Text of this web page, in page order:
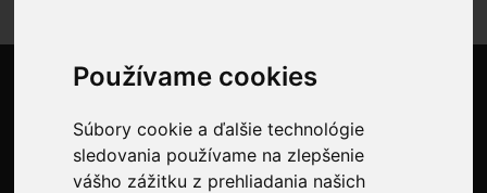
Používame cookies
Súbory cookie a ďalšie technológie
sledovania používame na zlepšenie
vášho zážitku z prehliadania našich